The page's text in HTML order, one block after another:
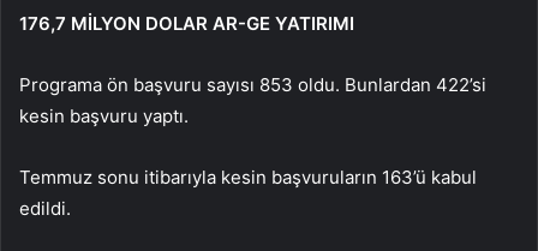
176,7 MİLYON DOLAR AR-GE YATIRIMI
Programa ön başvuru sayısı 853 oldu. Bunlardan 422’si
kesin başvuru yaptı.
Temmuz sonu itibarıyla kesin başvuruların 163’ü kabul
edildi.